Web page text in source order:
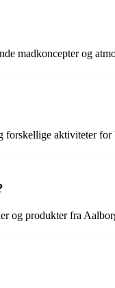
madkoncepter og
aktiviteter for
og produkter fra